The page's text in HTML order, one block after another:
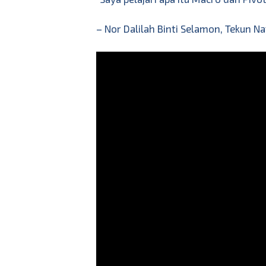
– Nor Dalilah Binti Selamon, Tekun